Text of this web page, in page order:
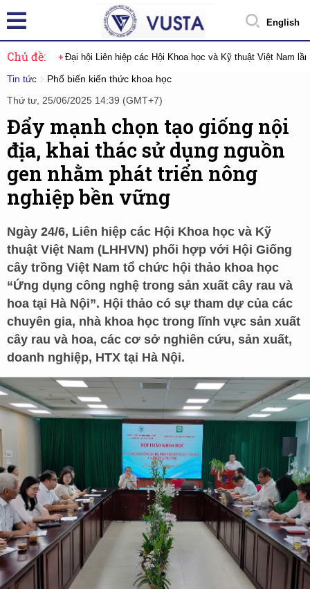
English
Chủ đề: Đại hội Liên hiệp các Hội Khoa học và Kỹ thuật Việt Nam
Tin tức
Phổ biến kiến thức khoa học
Thứ tư, 25/06/2025 14:39 (GMT+7)
Đẩy mạnh chọn tạo giống nội
địa, khai thác sử dụng nguồn
gen nhằm phát triển nông
nghiệp bền vững
Ngày 24/6, Liên hiệp các Hội Khoa học và Kỹ
thuật Việt Nam (LHHVN) phối hợp với Hội Giống
cây trồng Việt Nam tổ chức hội thảo khoa học
“Ứng dụng công nghệ trong sản xuất cây rau và
hoa tại Hà Nội”. Hội thảo có sự tham dự của các
chuyên gia, nhà khoa học trong lĩnh vực sản xuất
cây rau và hoa, các cơ sở nghiên cứu, sản xuất,
doanh nghiệp, HTX tại Hà Nội.